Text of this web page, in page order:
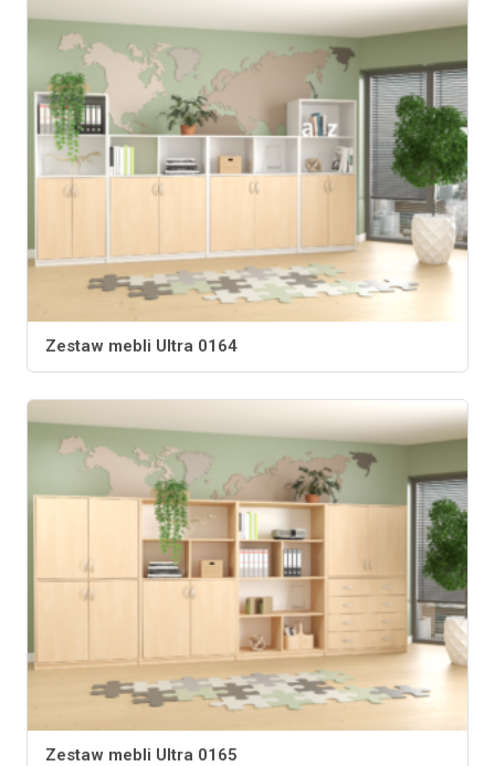
Zestaw mebli Ultra 0164
Zestaw mebli Ultra 0165